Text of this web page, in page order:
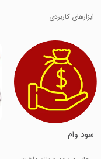
ابزارهای کاربردی
سود وام